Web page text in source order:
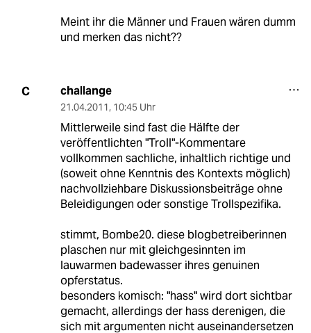
Meint ihr die Männer und Frauen wären dumm
und merken das nicht??
C challange
21.04.2011, 10:45 Uhr
Mittlerweile sind fast die Hälfte der
veröffentlichten "Troll"-Kommentare
vollkommen sachliche, inhaltlich richtige und
(soweit ohne Kenntnis des Kontexts möglich)
nachvollziehbare Diskussionsbeiträge ohne
Beleidigungen oder sonstige Trollspezifika.
stimmt, Bombe20. diese blogbetreiberinnen
plaschen nur mit gleichgesinnten im
lauwarmen badewasser ihres genuinen
opferstatus.
besonders komisch: "hass" wird dort sichtbar
gemacht, allerdings der hass derenigen, die
sich mit argumenten nicht auseinandersetzen